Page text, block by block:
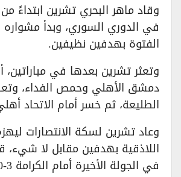
في الدوري السوري، وبدأ مشواره
الفتوة بهدفين نظيفين.
وتعثر تشرين بعدها في مباراتين،
دمشق الأهلي وحمص الفداء،
الطليعة، ثم خسر أمام الاتحاد
وعاد تشرين لسكة الانتصارات
اللاذقية بهدفين مقابل لا شيء،
في الجولة الأخيرة أمام الكرامة 3-0.